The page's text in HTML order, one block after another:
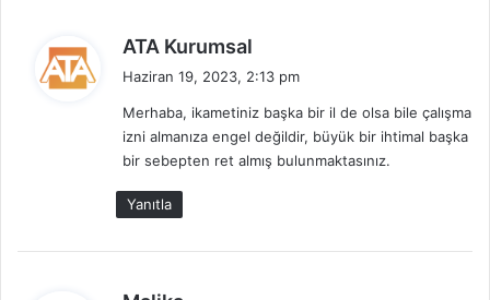
ATA Kurumsal
i
k
i
Haziran 19, 2023, 2:13 pm
Merhaba, ikametiniz başka bir il de olsa bile çalışma
izni almanıza engel değildir, büyük bir ihtimal başka
bir sebepten ret almış bulunmaktasınız.
Yanıtla